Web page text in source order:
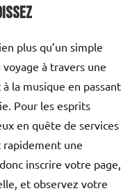
plus qu’un simple
à travers une
la musique en passant
Pour les esprits
en quête de services
une
inscrire votre page,
et observez votre